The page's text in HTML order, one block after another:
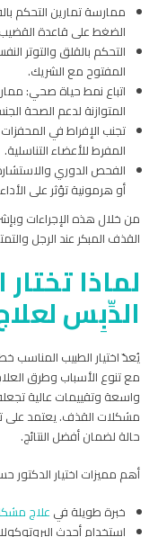
الضغط على قاعدة القضيب
التحكم بالقلق والتوتر
المفتوح مع الشريك.
اتباع نمط حياة صحي:
المتوازنة لدعم الصحة
تجنب الإفراط في
المفرط للأعضاء التناسلية.
الفحص الدوري
أو هرمونية تؤثر على
من خلال هذه الإجراءات
القذف المبكر عند الرجل
لماذا
الدِّبِس
يُعدّ اختيار الطبيب
مع تنوع الأسباب وطرق
واسعة وتقييمات عالية
مشكلات القذف. يعتمد
حالة لضمان أفضل النتائج.
أهم مميزات اختيار الدكتور
خبرة طويلة فيعلاج
استخدام أحدث